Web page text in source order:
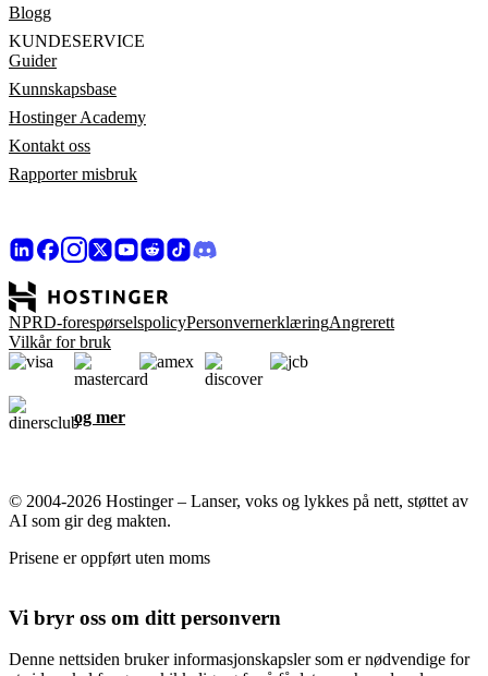
Blogg
KUNDESERVICE
Guider
Kunnskapsbase
Hostinger Academy
Kontakt oss
Rapporter misbruk
NPRD-forespørselspolicyPersonvernerklæringAngrerett
Vilkår for bruk
og mer
© 2004-2026 Hostinger – Lanser, voks og lykkes på nett, støttet av
AI som gir deg makten.
Prisene er oppført uten moms
Vi bryr oss om ditt personvern
Denne nettsiden bruker informasjonskapsler som er nødvendige for